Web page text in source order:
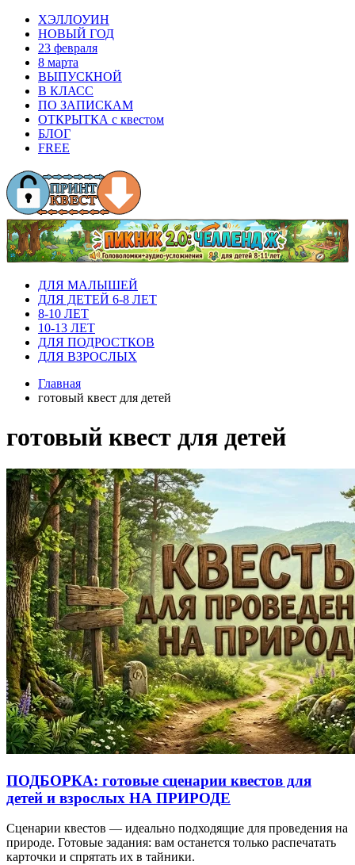
ХЭЛЛОУИН
НОВЫЙ ГОД
23 февраля
8 марта
ВЫПУСКНОЙ
В КЛАСС
ПО ЗАПИСКАМ
ОТКРЫТКА с квестом
БЛОГ
FREE
ДЛЯ МАЛЫШЕЙ
ДЛЯ ДЕТЕЙ 6-8 ЛЕТ
8-10 ЛЕТ
10-13 ЛЕТ
ДЛЯ ПОДРОСТКОВ
ДЛЯ ВЗРОСЛЫХ
Главная
готовый квест для детей
готовый квест для детей
ПОДБОРКА: готовые сценарии квестов для
детей и взрослых НА ПРИРОДЕ
Сценарии квестов — идеально подходящие для проведения на
природе. Готовые задания: вам останется только распечатать
карточки и спрятать их в тайники.